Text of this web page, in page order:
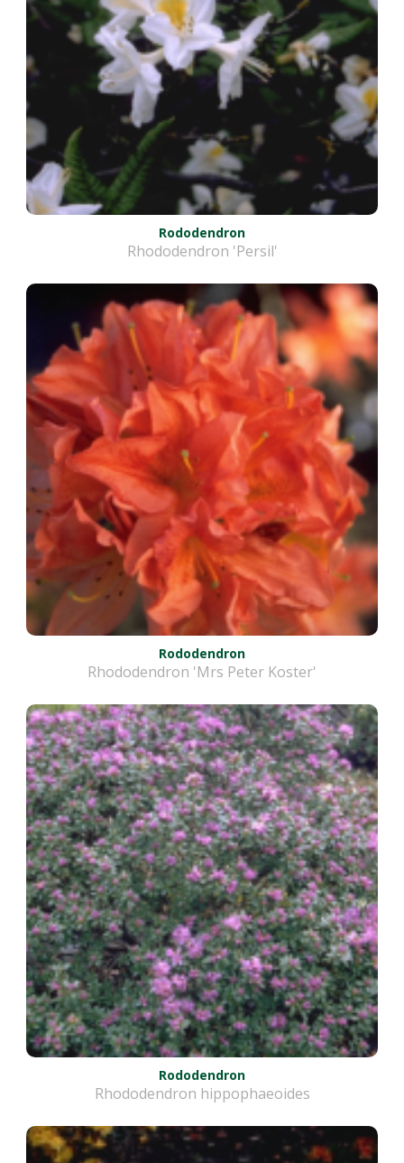
Rododendron
Rhododendron 'Persil'
Rododendron
Rhododendron 'Mrs Peter Koster'
Rododendron
Rhododendron hippophaeoides